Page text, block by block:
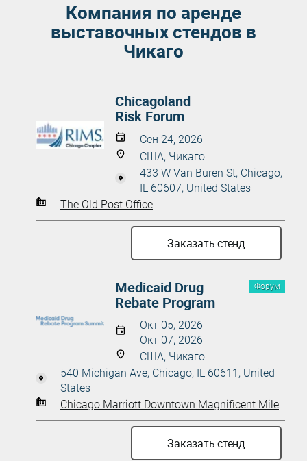
Компания по аренде
выставочных стендов в
Чикаго
Chicagoland
Risk Forum
Сен 24, 2026
США, Чикаго
433 W Van Buren St, Chicago,
IL 60607, United States
The Old Post Office
Заказать стенд
Форум
Medicaid Drug
Rebate Program
Окт 05, 2026
Окт 07, 2026
США, Чикаго
540 Michigan Ave, Chicago, IL 60611, United
States
Chicago Marriott Downtown Magnificent Mile
Заказать стенд